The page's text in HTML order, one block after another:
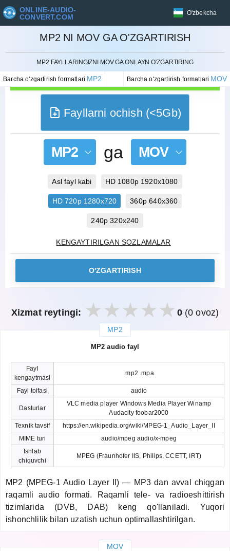
ONLINE-AUDIO-
CONVERT.COM
O'zbekcha
MP2 NI MOV GA O'ZGARTIRISH
MP2 FAYLLARINGIZNI MOV GA ONLAYN O'ZGARTIRING
Barcha o'zgartirish formatlari MP2 Barcha o'zgartirish formatlari MOV
BEKOR QILISH
Fayllarni ochish (<5Gb)
MP2 ga MOV
Asl fayl kabi HD 1080p 1920x1080
HD 720p 1280x720 360p 640x360
240p 320x240
KENGAYTIRILGAN SOZLAMALAR
O'ZGARTIRISH
Xizmat reytingi: 0(0 ovoz)
MP2
MP2 audio fayl
Fayl
kengaytmasi
.mp2 .mpa
Fayl toifasi audio
Dasturlar
VLC media player Windows Media Player Winamp
Audacity foobar2000
Texnik tavsif
https://en.wikipedia.org/wiki/MPEG-1_Audio_Layer_II
MIME turi
audio/mpeg audio/x-mpeg
Ishlab
chiquvchi
MPEG (Fraunhofer IIS, Philips, CCETT, IRT)
MP2 (MPEG-1 Audio Layer II) — MP3 dan avval chiqgan
raqamli audio formati. Raqamli tele- va radioeshittirish
tizimlarida (DVB, DAB) keng qo'llaniladi. Yuqori
ishonchlilik bilan uzatish uchun optimallashtirilgan.
MOV